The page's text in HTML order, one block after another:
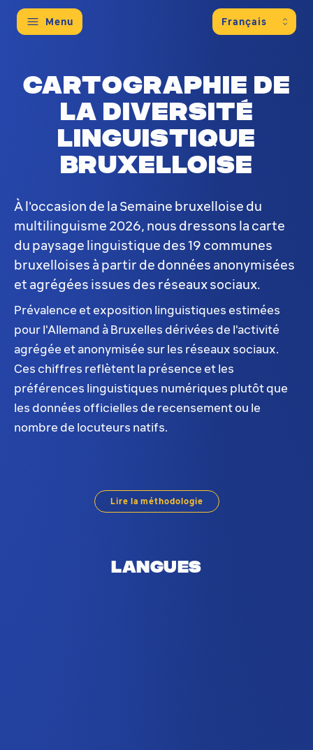
Menu
Cartographie de
la diversité
linguistique
bruxelloise
À l'occasion de la Semaine bruxelloise du
multilinguisme 2026, nous dressons la carte
du paysage linguistique des 19 communes
bruxelloises à partir de données anonymisées
et agrégées issues des réseaux sociaux.
Prévalence et exposition linguistiques estimées
pour l'Allemand à Bruxelles dérivées de l'activité
agrégée et anonymisée sur les réseaux sociaux.
Ces chiffres reflètent la présence et les
préférences linguistiques numériques plutôt que
les données officielles de recensement ou le
nombre de locuteurs natifs.
Distribution de l'Allemand à Bruxelles. Sur la
Lire la méthodologie
Langues